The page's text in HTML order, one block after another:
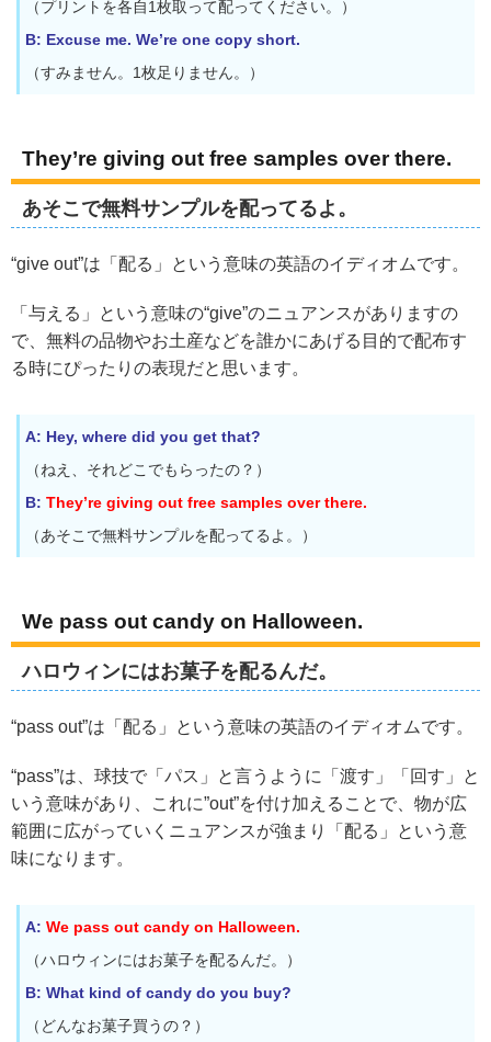
（プリントを各自1枚取って配ってください。）
B: Excuse me. We’re one copy short.
（すみません。1枚足りません。）
They’re giving out free samples over there.
あそこで無料サンプルを配ってるよ。
“give out”は「配る」という意味の英語のイディオムです。
「与える」という意味の“give”のニュアンスがありますの
で、無料の品物やお土産などを誰かにあげる目的で配布す
る時にぴったりの表現だと思います。
A: Hey, where did you get that?
（ねえ、それどこでもらったの？）
B: They’re giving out free samples over there.
（あそこで無料サンプルを配ってるよ。）
We pass out candy on Halloween.
ハロウィンにはお菓子を配るんだ。
“pass out”は「配る」という意味の英語のイディオムです。
“pass”は、球技で「パス」と言うように「渡す」「回す」と
いう意味があり、これに”out”を付け加えることで、物が広
範囲に広がっていくニュアンスが強まり「配る」という意
味になります。
A: We pass out candy on Halloween.
（ハロウィンにはお菓子を配るんだ。）
B: What kind of candy do you buy?
（どんなお菓子買うの？）